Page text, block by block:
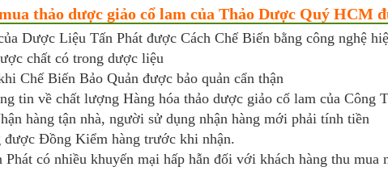
thảo dược giảo cổ lam của Thảo Dược Quý HCM
Dược Liệu Tấn Phát được Cách Chế Biến bằng công nghệ
chất có trong dược liệu
Chế Biến Bảo Quản được bảo quản cẩn thận
tin về chất lượng Hàng hóa thảo dược giảo cổ lam của Công
hàng tận nhà, người sử dụng nhận hàng mới phải tính tiền
được Đồng Kiểm hàng trước khi nhận.
Phát có nhiều khuyến mại hấp hẫn đối với khách hàng thu mua